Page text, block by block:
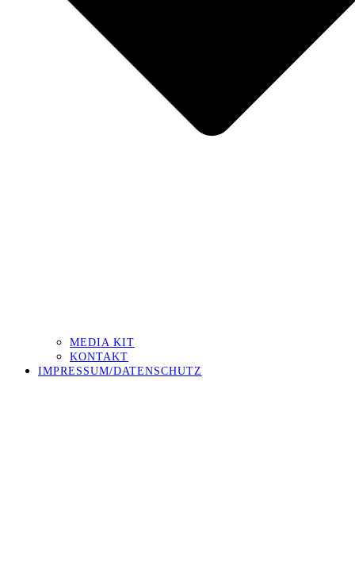
MEDIA KIT
KONTAKT
IMPRESSUM/DATENSCHUTZ